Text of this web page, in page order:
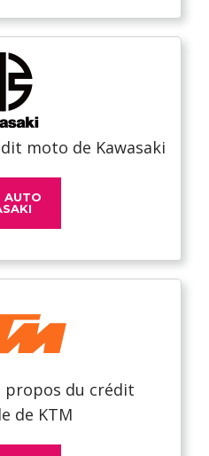
moto de Kawasaki
AUTO
propos du crédit
de KTM